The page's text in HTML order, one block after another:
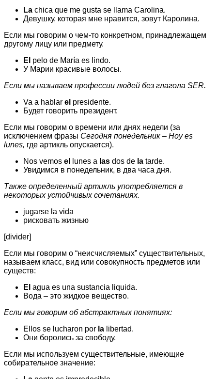
La chica que me gusta se llama Carolina.
Девушку, которая мне нравится, зовут Каролина.
Если мы говорим о чем-то конкретном, принадлежащем
другому лицу или предмету.
El pelo de María es lindo.
У Марии красивые волосы.
Если мы называем профессии людей без глагола SER.
Va a hablar el presidente.
Будет говорить президент.
Если мы говорим о времени или днях недели (за
исключением фразы Сегодня понедельник – Hoy es
lunes, где артикль опускается).
Nos vemos el lunes a las dos de la tarde.
Увидимся в понедельник, в два часа дня.
Также определенный артикль употребляется в
некоторых устойчивых сочетаниях.
jugarse la vida
рисковать жизнью
[divider]
Если мы говорим о “неисчисляемых” существительных,
называем класс, вид или совокупность предметов или
существ:
El agua es una sustancia liquida.
Вода – это жидкое вещество.
Если мы говорим об абстрактных понятиях:
Ellos se lucharon por la libertad.
Они боролись за свободу.
Если мы используем существительные, имеющие
собирательное значение: